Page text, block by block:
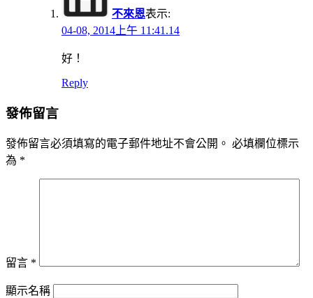
不來恩表示:
04-08, 2014上午 11:41.14
好！
Reply
發佈留言
發佈留言必須填寫的電子郵件地址不會公開。 必填欄位標示
為 *
留言 *
顯示名稱